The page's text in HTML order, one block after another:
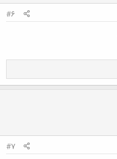
#6
#7